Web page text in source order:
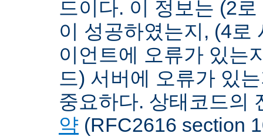
드이다. 이 정보는 (2
이 성공하였는지, (4로
이언트에 오류가 있는
드) 서버에 오류가 있
중요하다. 상태코드의
약 (RFC2616 section